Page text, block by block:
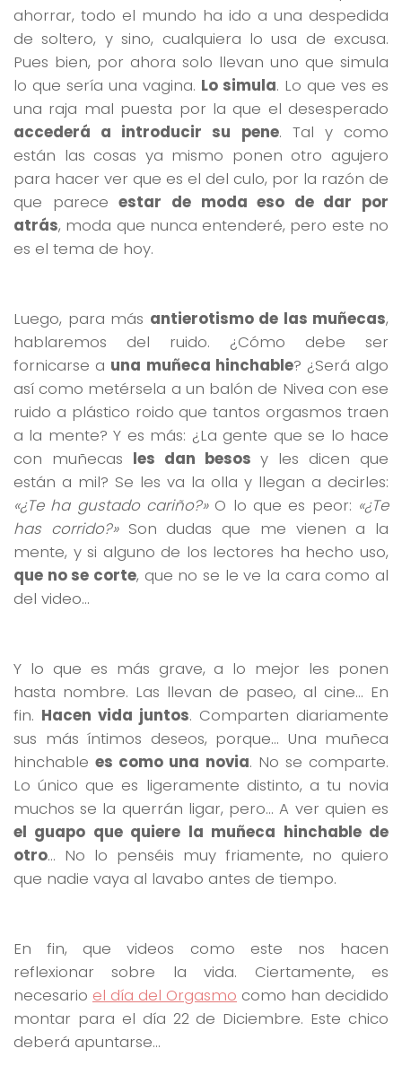
ahorrar, todo el mundo ha ido a una despedida
de soltero, y sino, cualquiera lo usa de excusa.
Pues bien, por ahora solo llevan uno que simula
lo que sería una vagina. Lo simula. Lo que ves es
una raja mal puesta por la que el desesperado
accederá a introducir su pene. Tal y como
están las cosas ya mismo ponen otro agujero
para hacer ver que es el del culo, por la razón de
que pareceestar de moda eso de dar por
atrás, moda que nunca entenderé, pero este no
es el tema de hoy.
Luego, para más antierotismo de las muñecas,
hablaremos del ruido. ¿Cómo debe ser
fornicarse a una muñeca hinchable? ¿Será algo
así como metérsela a un balón de Nivea con ese
ruido a plástico roido que tantos orgasmos traen
a la mente? Y es más: ¿La gente que se lo hace
con muñecas les dan besos y les dicen que
están a mil? Se les va la olla y llegan a decirles:
«¿Te ha gustado cariño?»O lo que es peor: «¿Te
has corrido?»Son dudas que me vienen a la
mente, y si alguno de los lectores ha hecho uso,
que no se corte, que no se le ve la cara como al
del video…
Y lo que es más grave, a lo mejor les ponen
hasta nombre. Las llevan de paseo, al cine… En
fin. Hacen vida juntos. Comparten diariamente
sus más íntimos deseos, porque… Una muñeca
hinchablees como una novia. No se comparte.
Lo único que es ligeramente distinto, a tu novia
muchos se la querrán ligar, pero… A ver quien es
el guapo que quiere la muñeca hinchable de
otro… No lo penséis muy friamente, no quiero
que nadie vaya al lavabo antes de tiempo.
En fin, que videos como este nos hacen
reflexionar sobre la vida. Ciertamente, es
necesario el día del Orgasmo como han decidido
montar para el día 22 de Diciembre. Este chico
deberá apuntarse…